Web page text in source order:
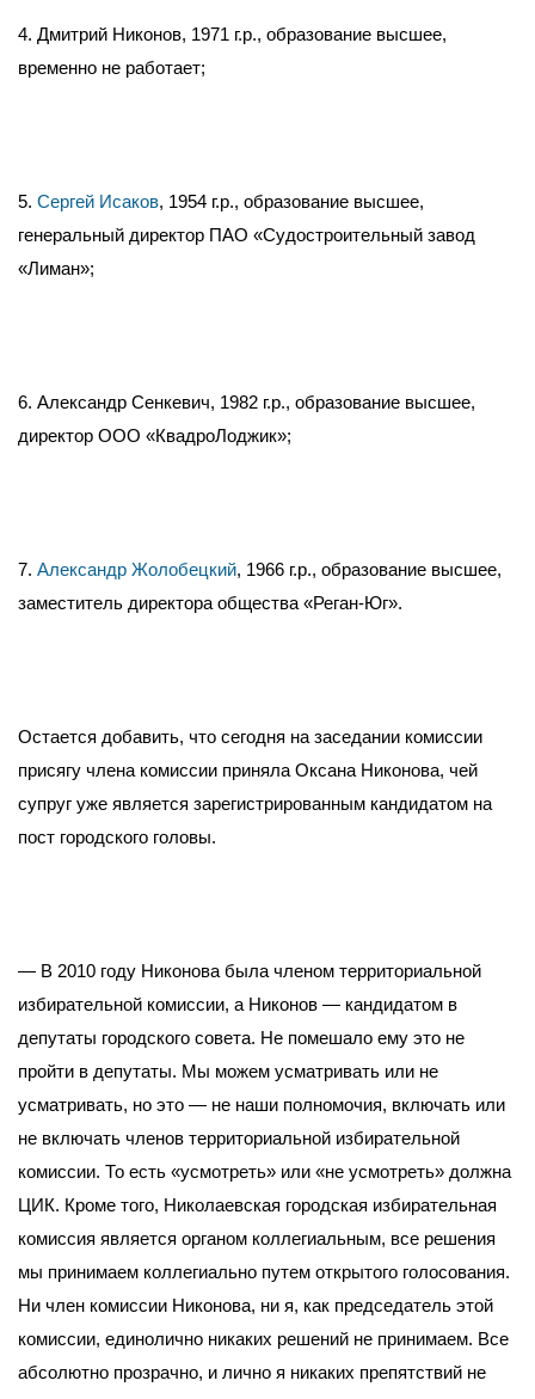
4. Дмитрий Никонов, 1971 г.р., образование высшее,
временно не работает;
5. Сергей Исаков, 1954 г.р., образование высшее,
генеральный директор ПАО «Судостроительный завод
«Лиман»;
6. Александр Сенкевич, 1982 г.р., образование высшее,
директор ООО «КвадроЛоджик»;
7. Александр Жолобецкий, 1966 г.р., образование высшее,
заместитель директора общества «Реган-Юг».
Остается добавить, что сегодня на заседании комиссии
присягу члена комиссии приняла Оксана Никонова, чей
супруг уже является зарегистрированным кандидатом на
пост городского головы.
— В 2010 году Никонова была членом территориальной
избирательной комиссии, а Никонов — кандидатом в
депутаты городского совета. Не помешало ему это не
пройти в депутаты. Мы можем усматривать или не
усматривать, но это — не наши полномочия, включать или
не включать членов территориальной избирательной
комиссии. То есть «усмотреть» или «не усмотреть» должна
ЦИК. Кроме того, Николаевская городская избирательная
комиссия является органом коллегиальным, все решения
мы принимаем коллегиально путем открытого голосования.
Ни член комиссии Никонова, ни я, как председатель этой
комиссии, единолично никаких решений не принимаем. Все
абсолютно прозрачно, и лично я никаких препятствий не